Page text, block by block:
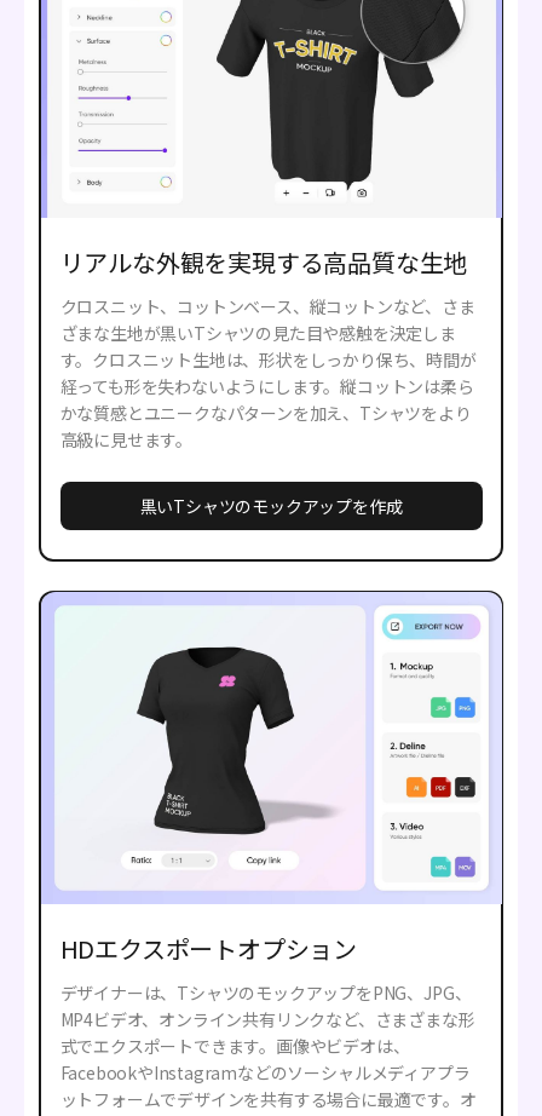
リアルな外観を実現する高品質な生地
クロスニット、コットンベース、縦コットンなど、さま
ざまな生地が黒いTシャツの見た目や感触を決定しま
す。クロスニット生地は、形状をしっかり保ち、時間が
経っても形を失わないようにします。縦コットンは柔ら
かな質感とユニークなパターンを加え、Tシャツをより
高級に見せます。
黒いTシャツのモックアップを作成
HDエクスポートオプション
デザイナーは、TシャツのモックアップをPNG、JPG、
MP4ビデオ、オンライン共有リンクなど、さまざまな形
式でエクスポートできます。画像やビデオは、
FacebookやInstagramなどのソーシャルメディアプラ
ットフォームでデザインを共有する場合に最適です。オ